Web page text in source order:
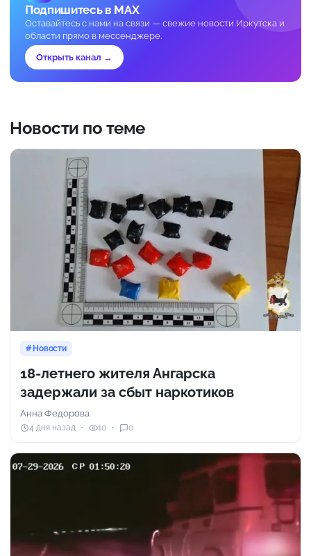
Подпишитесь в MAX
Оставайтесь с нами на связи — свежие новости Иркутска и
области прямо в мессенджере.
Открыть канал →
Новости по теме
Новости
18-летнего жителя Ангарска
задержали за сбыт наркотиков
Анна Федорова
4 дня назад 10 0